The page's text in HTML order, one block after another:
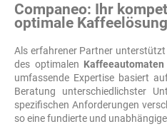
Companeo: Ihr
optimale Kaffeelösung
Als erfahrener Partner unterstützt
des optimalen Kaffeeautomaten
umfassende Expertise basiert
Beratung unterschiedlichster
spezifischen Anforderungen
so eine fundierte und